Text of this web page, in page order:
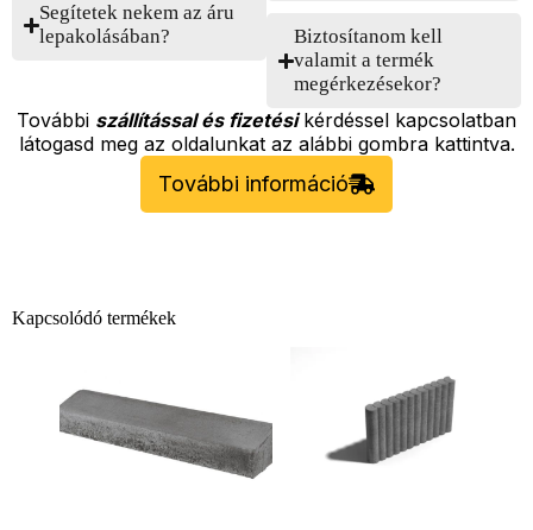
Segítetek nekem az áru
lepakolásában?
Biztosítanom kell
valamit a termék
megérkezésekor?
További szállítással és fizetésikérdéssel kapcsolatban
látogasd meg az oldalunkat az alábbi gombra kattintva.
További információ
Kapcsolódó termékek